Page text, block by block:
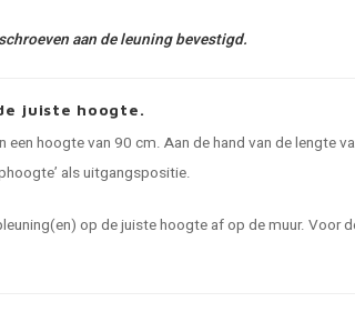
aan de leuning bevestigd.
juiste hoogte.
hoogte van 90 cm. Aan de hand van de lengte
als uitgangspositie.
op de juiste hoogte af op de muur. Voor